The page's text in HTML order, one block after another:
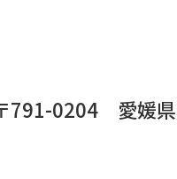
791-0204 愛媛県